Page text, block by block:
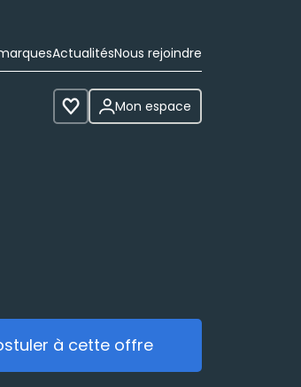
ActualitésNous rejoindre
Voir les favoris
Mon espace
Postuler à cette offre
à cette offre